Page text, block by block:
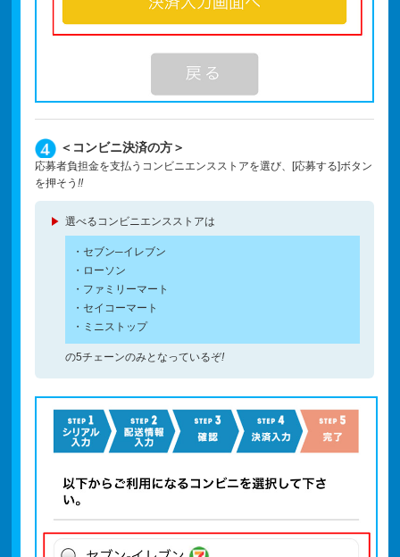
＜コンビニ決済の方＞
応募者負担金を支払うコンビニエンスストアを選び、[応募する]ボタン
を押そう !!
選べるコンビニエンスストアは
・セブン─イレブン
・ローソン
・ファミリーマート
・セイコーマート
・ミニストップ
の5チェーンのみとなっているぞ!